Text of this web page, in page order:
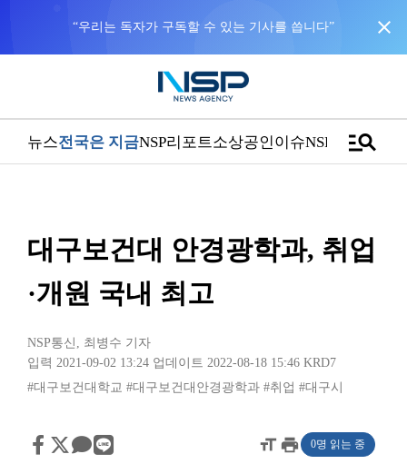
“우리는 독자가 구독할 수 있는 기사를 씁니다” close
뉴스전국은 지금NSP리포트소상공인이슈NSPTVmanage_search
대구보건대 안경광학과, 취업
·개원 국내 최고
NSP통신 , 최병수 기자
입력 2021-09-02 13:24 업데이트 2022-08-18 15:46 KRD7
#대구보건대학교 #대구보건대안경광학과 #취업 #대구시
format_sizeprint 0명 읽는 중